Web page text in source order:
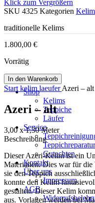
Shop
Kelims
Teppiche
Läufer
Service
Gutachten
Kontakt
Über uns
Impressum
AGB
Klick zum Vergrößern
SKU 4325 Kategorien
traditionelle Kelims
1.800,00 €
Vorrätig
In den Warenkorb
Start kelim laeuferAzeri – alt
Azeri – alt
3,00 x 1,30 Meter
Beschreibung
Dieser Azeri-Kelim ist ein
Materialien. Dies war für die
sie den Teppich
konnte den Kelim
gestalten. Dieser Kelim
aus. Vorlagen werden bei